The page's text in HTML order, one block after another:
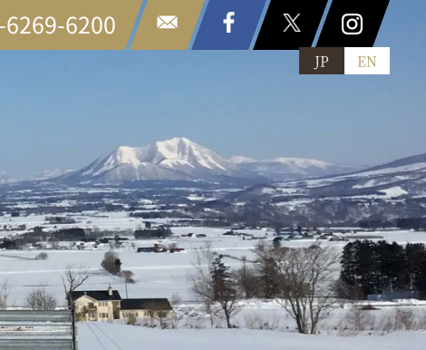
6200
JP EN